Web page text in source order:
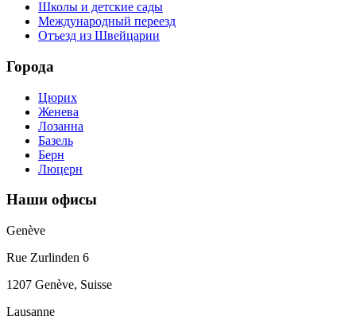
Школы и детские сады
Международный переезд
Отъезд из Швейцарии
Города
Цюрих
Женева
Лозанна
Базель
Берн
Люцерн
Наши офисы
Genève
Rue Zurlinden 6
1207 Genève, Suisse
Lausanne